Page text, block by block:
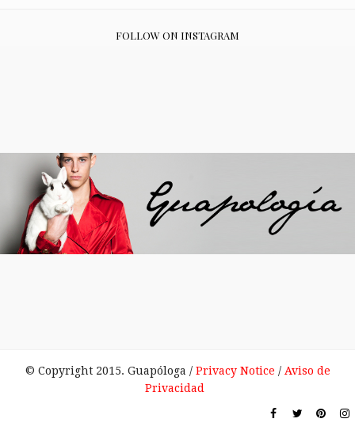
FOLLOW ON INSTAGRAM
© Copyright 2015. Guapóloga / Privacy Notice / Aviso de
Privacidad